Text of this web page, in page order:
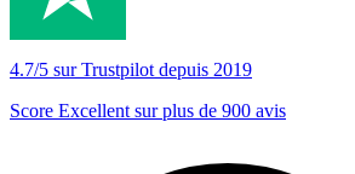
4.7/5 sur Trustpilot depuis 2019
Score Excellent sur plus de 900 avis